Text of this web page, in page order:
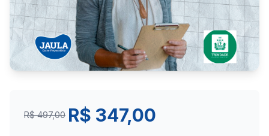
R$ 497,00 R$ 347,00